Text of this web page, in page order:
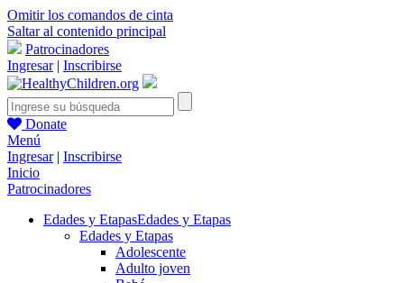
Omitir los comandos de cinta
Saltar al contenido principal
Patrocinadores
Ingresar| Inscribirse
Donate
Menú
Ingresar| Inscribirse
Inicio
Patrocinadores
Edades y EtapasEdades y Etapas
Edades y Etapas
Adolescente
Adulto joven